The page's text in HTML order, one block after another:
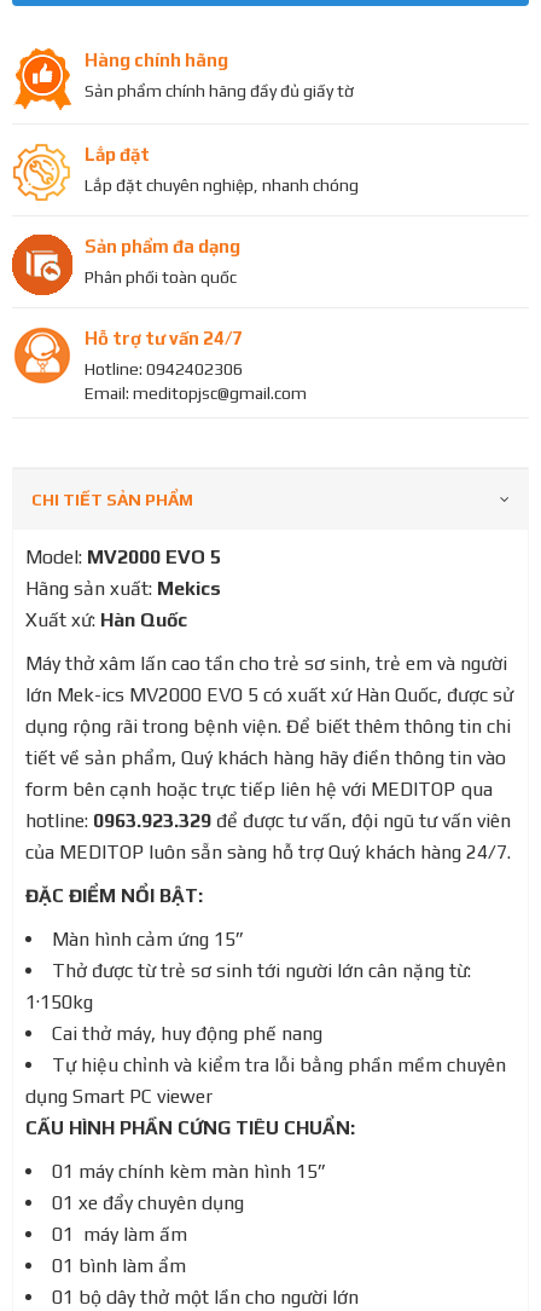
Hàng chính hãng
Sản phẩm chính hãng đầy đủ giấy tờ
Lắp đặt
Lắp đặt chuyên nghiệp, nhanh chóng
Sản phẩm đa dạng
Phân phối toàn quốc
Hỗ trợ tư vấn 24/7
Hotline: 0942402306
Email: meditopjsc@gmail.com
CHI TIẾT SẢN PHẨM
Model: MV2000 EVO 5
Hãng sản xuất: Mekics
Xuất xứ: Hàn Quốc
Máy thở xâm lấn cao tần cho trẻ sơ sinh, trẻ em và người
lớn Mek-ics MV2000 EVO 5 có xuất xứ Hàn Quốc, được sử
dụng rộng rãi trong bệnh viện. Để biết thêm thông tin chi
tiết về sản phẩm, Quý khách hàng hãy điền thông tin vào
form bên cạnh hoặc trực tiếp liên hệ với MEDITOP qua
hotline: 0963.923.329 để được tư vấn, đội ngũ tư vấn viên
của MEDITOP luôn sẵn sàng hỗ trợ Quý khách hàng 24/7.
ĐẶC ĐIỂM NỔI BẬT:
Màn hình cảm ứng 15”
Thở được từ trẻ sơ sinh tới người lớn cân nặng từ:
1·150kg
Cai thở máy, huy động phế nang
Tự hiệu chỉnh và kiểm tra lỗi bằng phần mềm chuyên
dụng Smart PC viewer
CẤU HÌNH PHẦN CỨNG TIÊU CHUẨN:
01 máy chính kèm màn hình 15”
01 xe đẩy chuyên dụng
01 máy làm ấm
01 bình làm ẩm
01 bộ dây thở một lần cho người lớn